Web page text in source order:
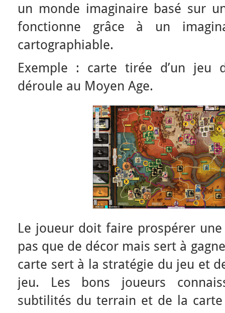
un monde imaginaire basé sur
fonctionne grâce à un
cartographiable.
Exemple : carte tirée d’un jeu
déroule au Moyen Age.
Le joueur doit faire prospérer
pas que de décor mais sert à
carte sert à la stratégie du jeu et
jeu. Les bons joueurs
subtilités du terrain et de la